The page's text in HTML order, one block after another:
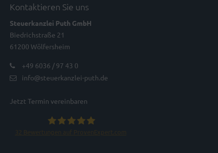
Kontaktieren Sie uns
Steuerkanzlei Puth GmbH
Biedrichstraße 21
61200 Wölfersheim
+49 6036 / 97 43 0
info@steuerkanzlei-puth.de
Jetzt Termin vereinbaren